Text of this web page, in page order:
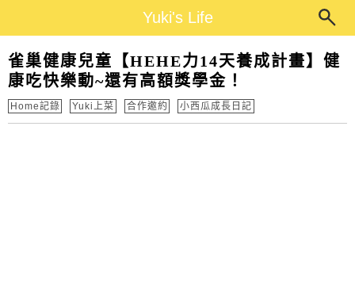
Yuki's Life
雀巢健康兒童【HEHE力14天養成計畫】健
康吃快樂動~還有高額獎學金！
Home記錄 Yuki上菜 合作邀約 小西瓜成長日記